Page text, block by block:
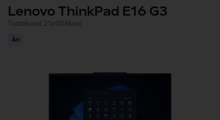
Lenovo ThinkPad E16 G3
Tootekood: 21sr006kmx
Äri